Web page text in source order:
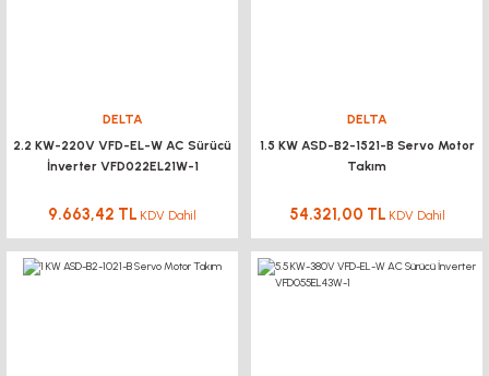
DELTA
2.2 KW-220V VFD-EL-W AC Sürücü
İnverter VFD022EL21W-1
9.663,42 TL KDV Dahil
DELTA
1.5 KW ASD-B2-1521-B Servo Motor
Takım
54.321,00 TL KDV Dahil